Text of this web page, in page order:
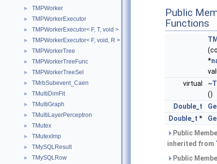
► TMPWorker
► TMPWorkerExecutor
► TMPWorkerExecutor< F, T, void >
► TMPWorkerExecutor< F, void, R >
► TMPWorkerTree
► TMPWorkerTreeFunc
► TMPWorkerTreeSel
► TMrbSubevent_Caen
► TMultiDimFit
► TMultiGraph
► TMultiLayerPerceptron
► TMutex
► TMutexImp
► TMySQLResult
► TMySQLRow
Public
Functions
*
virtual
()
Double_t
Double_t *
Public
inherited from
Public